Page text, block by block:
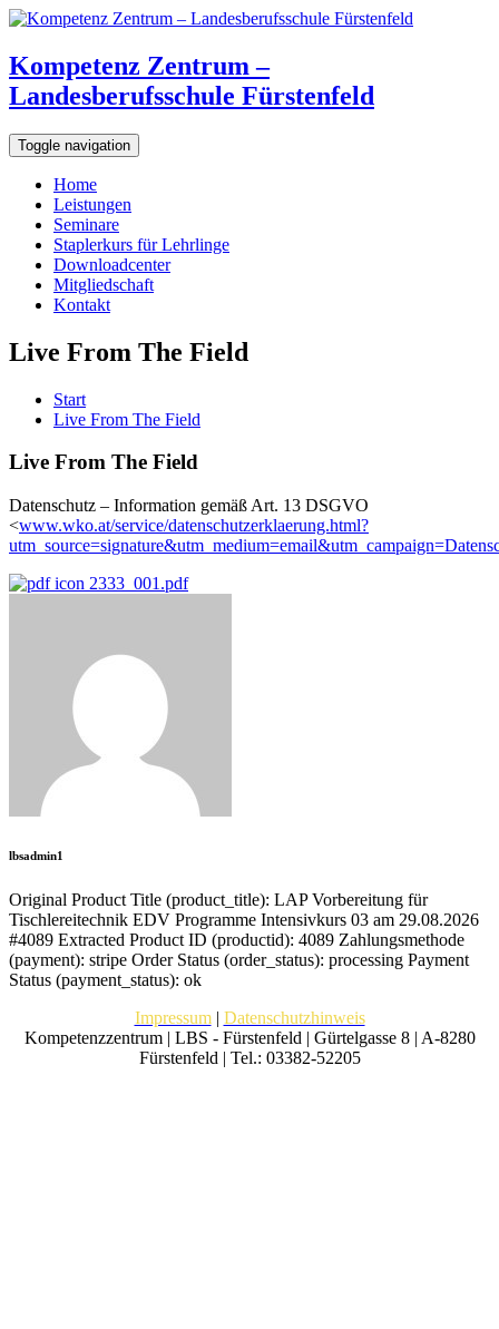
Kompetenz Zentrum –
Landesberufsschule Fürstenfeld
Toggle navigation
Home
Leistungen
Seminare
Staplerkurs für Lehrlinge
Downloadcenter
Mitgliedschaft
Kontakt
Live From The Field
Start
Live From The Field
Live From The Field
Datenschutz – Information gemäß Art. 13 DSGVO
<www.wko.at/service/datenschutzerklaerung.html?
2333_001.pdf
lbsadmin1
Original Product Title (product_title): LAP Vorbereitung für
Tischlereitechnik EDV Programme Intensivkurs 03 am 29.08.2026
#4089 Extracted Product ID (productid): 4089 Zahlungsmethode
(payment): stripe Order Status (order_status): processing Payment
Status (payment_status): ok
Impressum| Datenschutzhinweis
Kompetenzzentrum | LBS - Fürstenfeld | Gürtelgasse 8 | A-8280
Fürstenfeld | Tel.: 03382-52205